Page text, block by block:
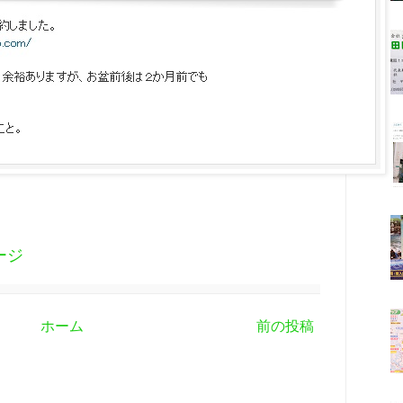
ジ
前の投稿
ホーム